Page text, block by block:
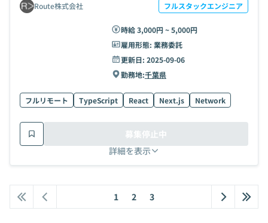
Route株式会社 フルスタックエンジニア
時給 3,000円 ~ 5,000円
雇用形態: 業務委託
更新日: 2025-09-06
勤務地:千葉県
フルリモート TypeScript React Next.js Network
詳細を表示
募集停止中
1 2 3